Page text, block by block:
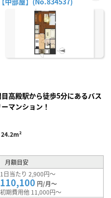
に入
高殿駅から徒歩5分にあるバス
マンション！
24.2m²
月額目安
1日当たり 2,900円～
110,100 円/月～
初期費用他 11,000円～